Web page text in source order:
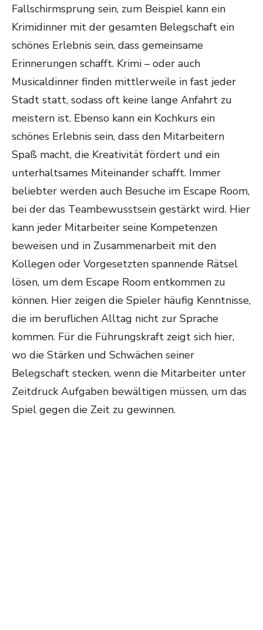
Fallschirmsprung sein, zum Beispiel kann ein
Krimidinner mit der gesamten Belegschaft ein
schönes Erlebnis sein, dass gemeinsame
Erinnerungen schafft. Krimi – oder auch
Musicaldinner finden mittlerweile in fast jeder
Stadt statt, sodass oft keine lange Anfahrt zu
meistern ist. Ebenso kann ein Kochkurs ein
schönes Erlebnis sein, dass den Mitarbeitern
Spaß macht, die Kreativität fördert und ein
unterhaltsames Miteinander schafft. Immer
beliebter werden auch Besuche im Escape Room,
bei der das Teambewusstsein gestärkt wird. Hier
kann jeder Mitarbeiter seine Kompetenzen
beweisen und in Zusammenarbeit mit den
Kollegen oder Vorgesetzten spannende Rätsel
lösen, um dem Escape Room entkommen zu
können. Hier zeigen die Spieler häufig Kenntnisse,
die im beruflichen Alltag nicht zur Sprache
kommen. Für die Führungskraft zeigt sich hier,
wo die Stärken und Schwächen seiner
Belegschaft stecken, wenn die Mitarbeiter unter
Zeitdruck Aufgaben bewältigen müssen, um das
Spiel gegen die Zeit zu gewinnen.